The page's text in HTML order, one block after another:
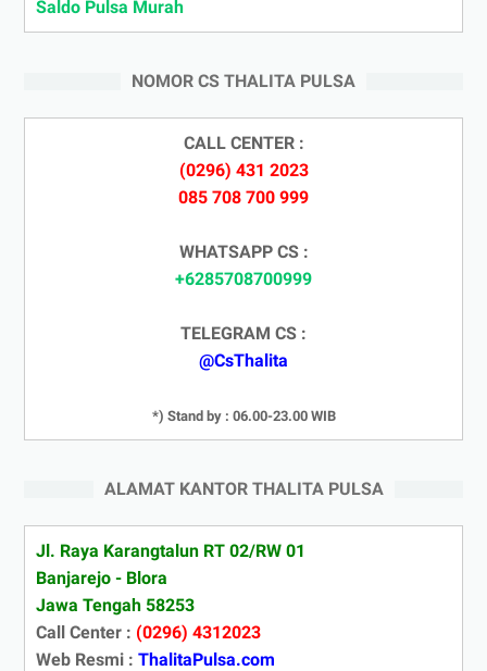
Saldo Pulsa Murah
NOMOR CS THALITA PULSA
CALL CENTER :
(0296) 431 2023
085 708 700 999
WHATSAPP CS :
+6285708700999
TELEGRAM CS :
@CsThalita
*) Stand by : 06.00-23.00 WIB
ALAMAT KANTOR THALITA PULSA
Jl. Raya Karangtalun RT 02/RW 01
Banjarejo - Blora
Jawa Tengah 58253
Call Center : (0296) 4312023
Web Resmi : ThalitaPulsa.com